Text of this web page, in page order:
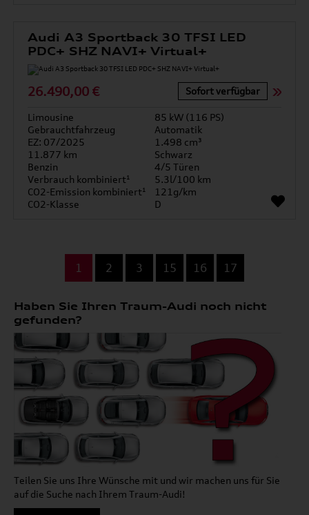
Audi A3 Sportback 30 TFSI LED
PDC+ SHZ NAVI+ Virtual+
26.490,00 € Sofort verfügbar
Limousine
85 kW (116 PS)
Gebrauchtfahrzeug
Automatik
EZ: 07/2025
1.498 cm³
11.877 km
Schwarz
Benzin
4/5 Türen
Verbrauch kombiniert¹
5.3l/100 km
CO2-Emission kombiniert¹
121g/km
CO2-Klasse
D
1 2 3 15 16 17
Haben Sie Ihren Traum-Audi noch nicht
gefunden?
Teilen Sie uns Ihre Wünsche mit und wir machen uns für Sie
auf die Suche nach Ihrem Traum-Audi!